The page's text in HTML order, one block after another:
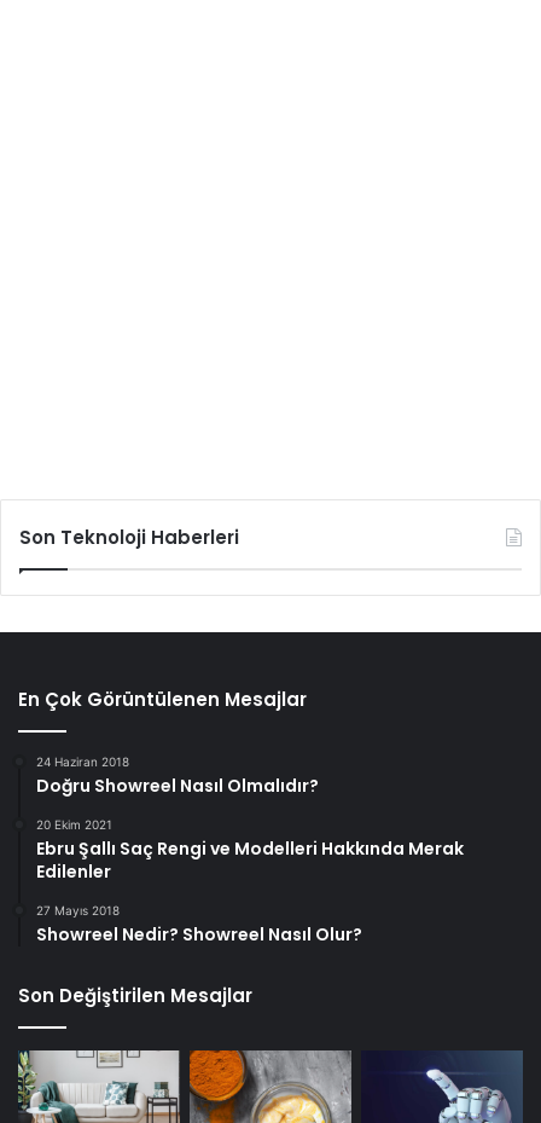
Son Teknoloji Haberleri
En Çok Görüntülenen Mesajlar
24 Haziran 2018
Doğru Showreel Nasıl Olmalıdır?
20 Ekim 2021
Ebru Şallı Saç Rengi ve Modelleri Hakkında Merak
Edilenler
27 Mayıs 2018
Showreel Nedir? Showreel Nasıl Olur?
Son Değiştirilen Mesajlar